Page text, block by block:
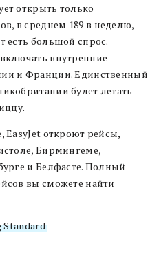
открыть только
в среднем 189 в неделю,
есть большой спрос.
внутренние
и Франции. Единственный
будет летать
EasyJet откроют рейсы,
Бирмингеме,
и Белфасте. Полный
вы сможете найти
Standard